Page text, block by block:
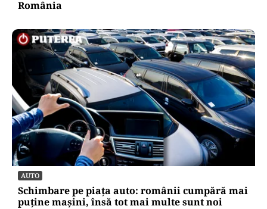
România
AUTO
Schimbare pe piața auto: românii cumpără mai
puține mașini, însă tot mai multe sunt noi